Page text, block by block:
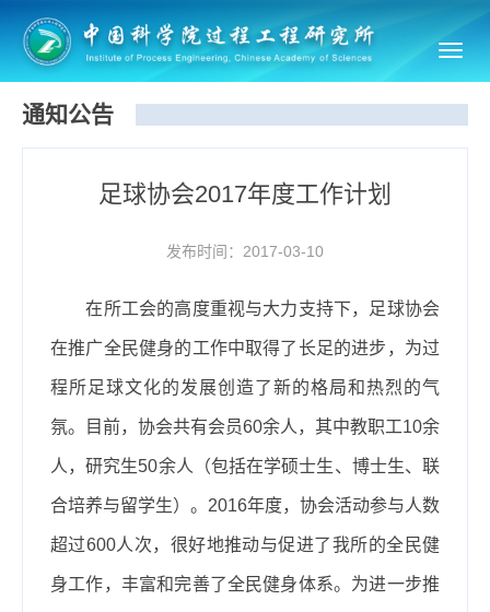
通知公告
足球协会2017年度工作计划
发布时间：2017-03-10
在所工会的高度重视与大力支持下，足球协会
在推广全民健身的工作中取得了长足的进步，为过
程所足球文化的发展创造了新的格局和热烈的气
氛。目前，协会共有会员60余人，其中教职工10余
人，研究生50余人（包括在学硕士生、博士生、联
合培养与留学生）。2016年度，协会活动参与人数
超过600人次，很好地推动与促进了我所的全民健
身工作，丰富和完善了全民健身体系。为进一步推